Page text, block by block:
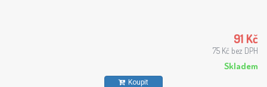
91 Kč
75 Kč bez DPH
Skladem
Koupit